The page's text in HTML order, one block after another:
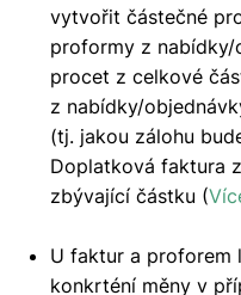
vytvořit částečné
proformy z
procet z celkové
z nabídky/
(tj. jakou zálohu
Doplatková faktura
zbývající částku (
U faktur a proforem
konkrténí měny v